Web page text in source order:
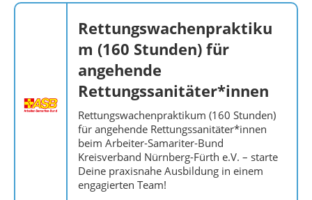
Rettungswachenpraktiku
m (160 Stunden) für
angehende
Rettungssanitäter*innen
Rettungswachenpraktikum (160 Stunden)
für angehende Rettungssanitäter*innen
beim Arbeiter-Samariter-Bund
Kreisverband Nürnberg-Fürth e.V. – starte
Deine praxisnahe Ausbildung in einem
engagierten Team!